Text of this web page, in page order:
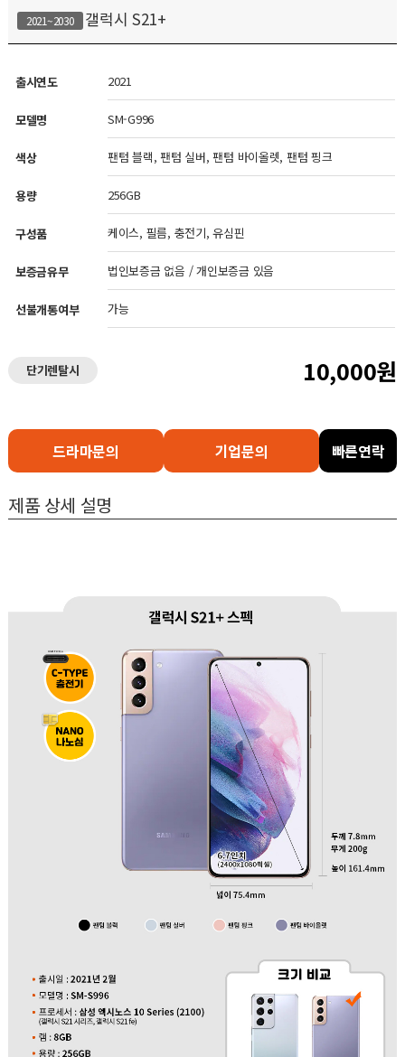
2021~2030 갤럭시 S21+
출시연도 2021
모델명 SM-G996
색상 팬텀 블랙, 팬텀 실버, 팬텀 바이올렛, 팬텀 핑크
용량 256GB
구성품 케이스, 필름, 충전기, 유심핀
보증금유무 법인보증금 없음 / 개인보증금 있음
선불개통여부 가능
단기렌탈시 10,000원
드라마문의 기업문의 빠른연락
제품 상세 설명